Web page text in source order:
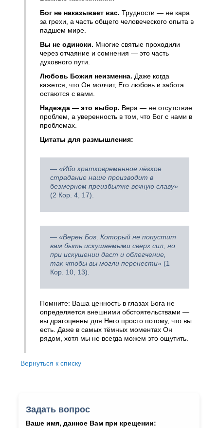
Бог не наказывает вас. Трудности — не кара
за грехи, а часть общего человеческого опыта в
падшем мире.
Вы не одиноки. Многие святые проходили
через отчаяние и сомнения — это часть
духовного пути.
Любовь Божия неизменна. Даже когда
кажется, что Он молчит, Его любовь и забота
остаются с вами.
Надежда — это выбор. Вера — не отсутствие
проблем, а уверенность в том, что Бог с нами в
проблемах.
Цитаты для размышления:
— «Ибо кратковременное лёгкое
страдание наше производит в
безмерном преизбытке вечную славу»
(2 Кор. 4, 17).
— «Верен Бог, Который не попустит
вам быть искушаемыми сверх сил, но
при искушении даст и облегчение,
так чтобы вы могли перенести» (1
Кор. 10, 13).
Помните: Ваша ценность в глазах Бога не
определяется внешними обстоятельствами —
вы драгоценны для Него просто потому, что вы
есть. Даже в самых тёмных моментах Он
рядом, хотя мы не всегда можем это ощутить.
Вернуться к списку
Задать вопрос
Ваше имя, данное Вам при крещении: